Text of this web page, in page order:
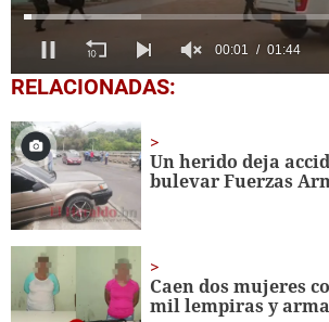
0
seconds
1
minute,
44
seconds
RELACIONADAS:
Un herido deja
bulevar Fuerzas
Caen dos mujeres
mil lempiras y